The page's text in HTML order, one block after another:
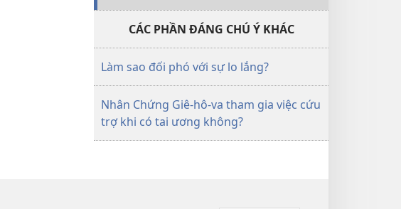
CÁC PHẦN ĐÁNG CHÚ Ý KHÁC
Làm sao đối phó với sự lo lắng?
Nhân Chứng Giê-hô-va tham gia việc cứu
trợ khi có tai ương không?